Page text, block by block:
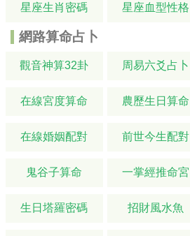
星座生肖密碼 星座血型性格
網路算命占卜
觀音神算32卦 周易六爻占卜
在線宮度算命 農歷生日算命
在線婚姻配對 前世今生配對
鬼谷子算命 一掌經推命宮
生日塔羅密碼 招財風水魚